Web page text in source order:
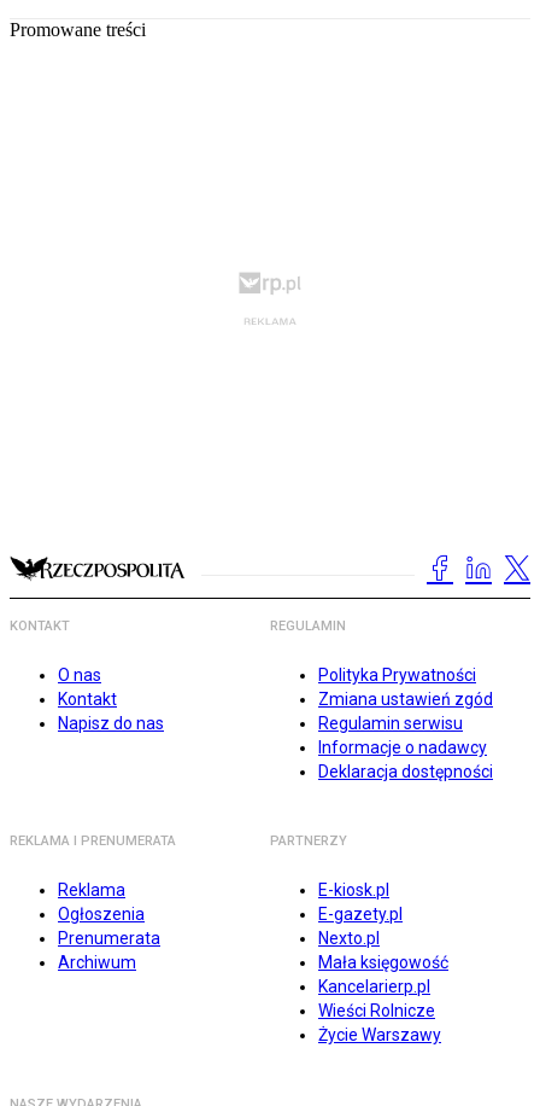
Promowane treści
KONTAKT
O nas
Kontakt
Napisz do nas
REGULAMIN
Polityka Prywatności
Zmiana ustawień zgód
Regulamin serwisu
Informacje o nadawcy
Deklaracja dostępności
REKLAMA I PRENUMERATA
Reklama
Ogłoszenia
Prenumerata
Archiwum
PARTNERZY
E-kiosk.pl
E-gazety.pl
Nexto.pl
Mała księgowość
Kancelarierp.pl
Wieści Rolnicze
Życie Warszawy